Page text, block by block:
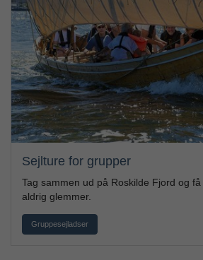
Sejlture for grupper
Tag sammen ud på Roskilde Fjord og
aldrig glemmer.
Gruppesejladser